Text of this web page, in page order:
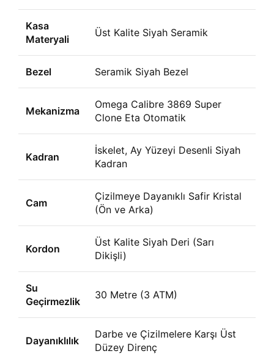
Kasa
Materyali
Üst Kalite Siyah Seramik
Bezel Seramik Siyah Bezel
Mekanizma
Omega Calibre 3869 Super
Clone Eta Otomatik
Kadran
İskelet, Ay Yüzeyi Desenli Siyah
Kadran
Cam
Çizilmeye Dayanıklı Safir Kristal
(Ön ve Arka)
Kordon
Üst Kalite Siyah Deri (Sarı
Dikişli)
Su
Geçirmezlik
30 Metre (3 ATM)
Dayanıklılık
Darbe ve Çizilmelere Karşı Üst
Düzey Direnç